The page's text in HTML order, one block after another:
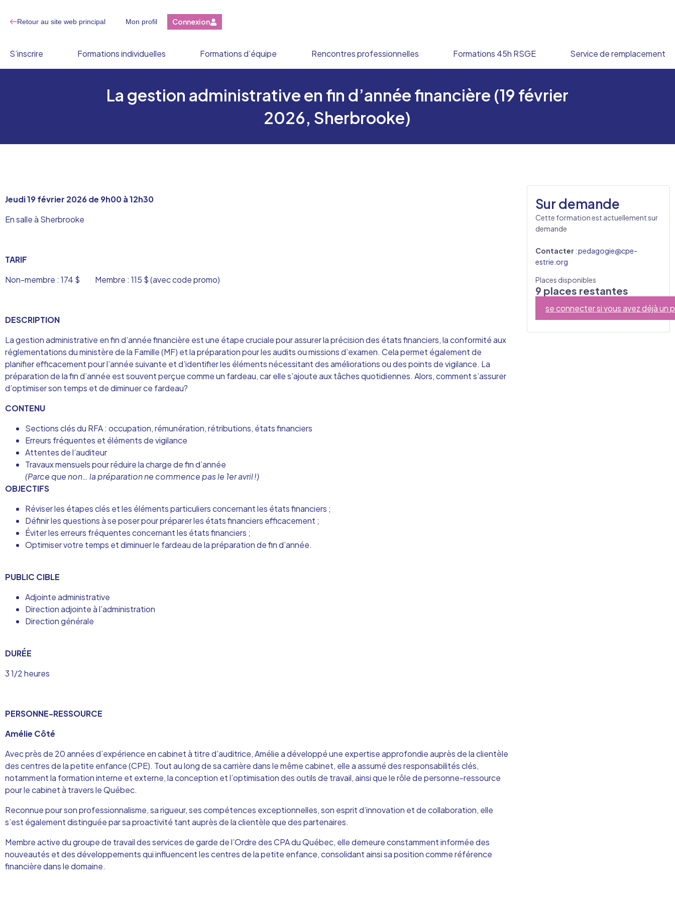
Retour au site web principal Mon profil Connexion
S’inscrire Formations individuelles Formations d’équipe Rencontres professionnelles Formations 45h RSGE Service de remplacement
La gestion administrative en fin d’année financière (19 février
2026, Sherbrooke)
Jeudi 19 février 2026 de 9h00 à 12h30
En salle à Sherbrooke
TARIF
Non-membre : 174 $ Membre : 115 $ (avec code promo)
DESCRIPTION
La gestion administrative en fin d’année financière est une étape cruciale pour assurer la précision des états financiers, la conformité aux
réglementations du ministère de la Famille (MF) et la préparation pour les audits ou missions d’examen. Cela permet également de
planifier efficacement pour l’année suivante et d’identifier les éléments nécessitant des améliorations ou des points de vigilance. La
préparation de la fin d’année est souvent perçue comme un fardeau, car elle s’ajoute aux tâches quotidiennes. Alors, comment s’assurer
d’optimiser son temps et de diminuer ce fardeau?
CONTENU
Sections clés du RFA : occupation, rémunération, rétributions, états financiers
Erreurs fréquentes et éléments de vigilance
Attentes de l’auditeur
Travaux mensuels pour réduire la charge de fin d’année
(Parce que non… la préparation ne commence pas le 1er avril !)
OBJECTIFS
Réviser les étapes clés et les éléments particuliers concernant les états financiers ;
Définir les questions à se poser pour préparer les états financiers efficacement ;
Éviter les erreurs fréquentes concernant les états financiers ;
Optimiser votre temps et diminuer le fardeau de la préparation de fin d’année.
PUBLIC CIBLE
Adjointe administrative
Direction adjointe à l’administration
Direction générale
DURÉE
3 1/2 heures
PERSONNE-RESSOURCE
Amélie Côté
Avec près de 20 années d’expérience en cabinet à titre d’auditrice, Amélie a développé une expertise approfondie auprès de la clientèle
des centres de la petite enfance (CPE). Tout au long de sa carrière dans le même cabinet, elle a assumé des responsabilités clés,
notamment la formation interne et externe, la conception et l’optimisation des outils de travail, ainsi que le rôle de personne-ressource
pour le cabinet à travers le Québec.
Reconnue pour son professionnalisme, sa rigueur, ses compétences exceptionnelles, son esprit d’innovation et de collaboration, elle
s’est également distinguée par sa proactivité tant auprès de la clientèle que des partenaires.
Membre active du groupe de travail des services de garde de l’Ordre des CPA du Québec, elle demeure constamment informée des
nouveautés et des développements qui influencent les centres de la petite enfance, consolidant ainsi sa position comme référence
financière dans le domaine.
Sur demande
Cette formation est actuellement sur
demande
Contacter :pedagogie@cpe-
estrie.org
Places disponibles
9 places restantes
se connecter si vous avez déjà un